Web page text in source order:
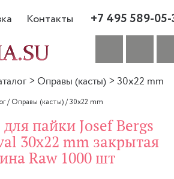
Контакты +7 495 589-
> Оправы (касты) > 30x22 mm
/Оправы (касты)/30x22 mm
пайки Josef Bergs
30x22 mm закрытая
Raw 1000 шт